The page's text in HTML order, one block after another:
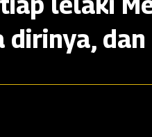
dirinya,